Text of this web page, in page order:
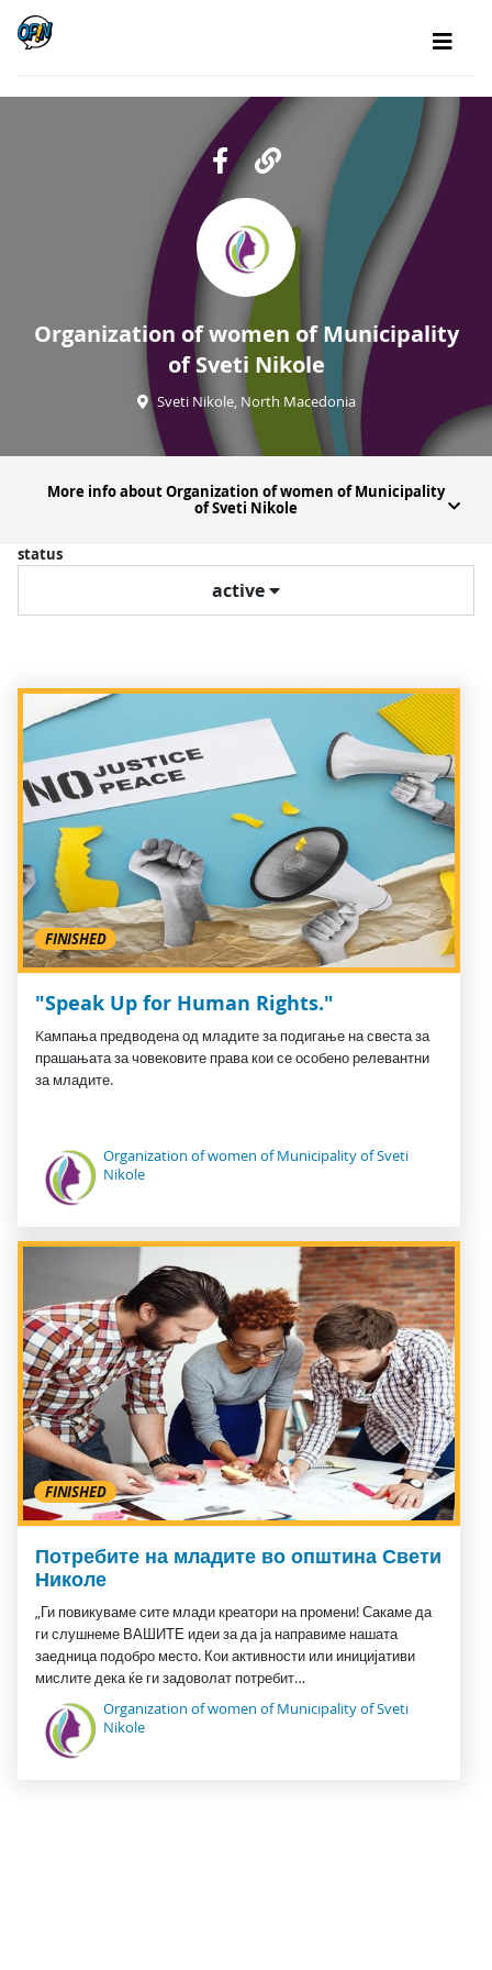
Organization of women of Municipality
of Sveti Nikole
Sveti Nikole, North Macedonia
More info about Organization of women of Municipality
of Sveti Nikole
status
active
FINISHED
"Speak Up for Human Rights."
Kампања предводена од младите за подигање на свеста за
прашањата за човековите права кои се особено релевантни
за младите.
Organization of women of Municipality of Sveti
Nikole
FINISHED
Потребите на младите во општина Свети
Николе
„Ги повикуваме сите млади креатори на промени! Сакаме да
ги слушнеме ВАШИТЕ идеи за да ја направиме нашата
заедница подобро место. Кои активности или иницијативи
мислите дека ќе ги задоволат потребит…
Organization of women of Municipality of Sveti
Nikole